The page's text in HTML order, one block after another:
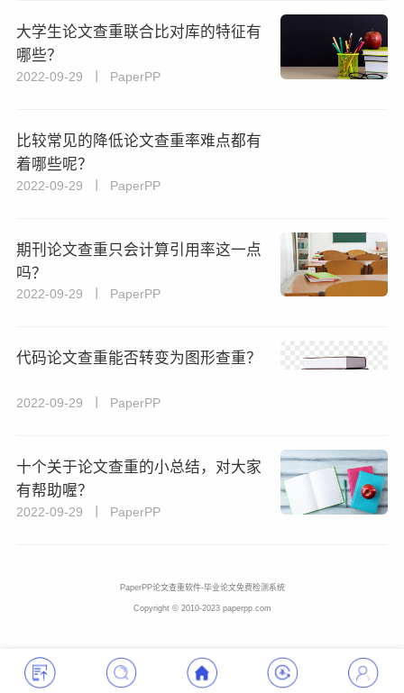
大学生论文查重联合比对库的特征有
哪些？
2022-09-29 丨 PaperPP
比较常见的降低论文查重率难点都有
着哪些呢？
2022-09-29 丨 PaperPP
期刊论文查重只会计算引用率这一点
吗？
2022-09-29 丨 PaperPP
代码论文查重能否转变为图形查重？
2022-09-29 丨 PaperPP
十个关于论文查重的小总结，对大家
有帮助喔？
2022-09-29 丨 PaperPP
PaperPP论文查重软件-毕业论文免费检测系统
Copyright © 2010-2023 paperpp.com